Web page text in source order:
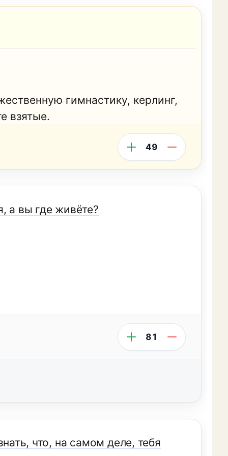
гимнастику, керлинг,
взятые.
49
а вы где живёте?
81
что, на самом деле, тебя